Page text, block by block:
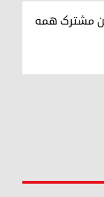
مشترک همه